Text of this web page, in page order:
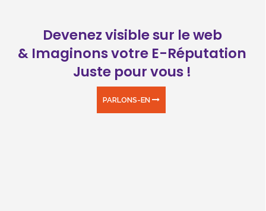
Devenez visible sur le web
& Imaginons votre E-Réputation
Juste pour vous !
PARLONS-EN